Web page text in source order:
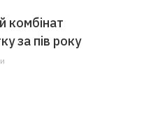
комбінат
за пів року